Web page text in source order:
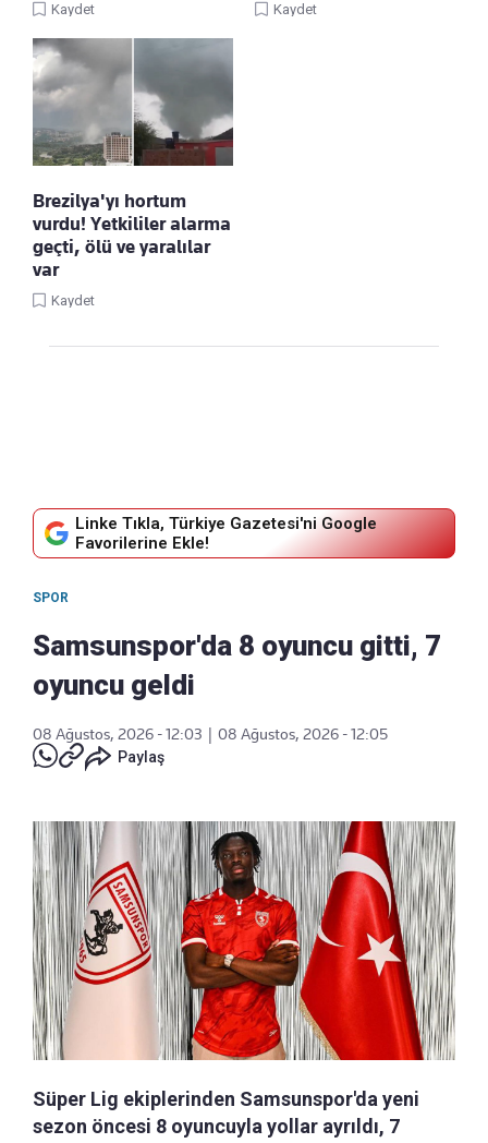
Kaydet Kaydet
Brezilya'yı hortum
vurdu! Yetkililer alarma
geçti, ölü ve yaralılar
var
Kaydet
Linke Tıkla, Türkiye Gazetesi'ni Google
Favorilerine Ekle!
SPOR
Samsunspor'da 8 oyuncu gitti, 7
oyuncu geldi
08 Ağustos, 2026 - 12:03
08 Ağustos, 2026 - 12:05
Paylaş
Süper Lig ekiplerinden Samsunspor'da yeni
sezon öncesi 8 oyuncuyla yollar ayrıldı, 7